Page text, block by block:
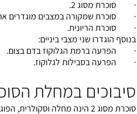
מוגדרים אחרים.
בדם בצום.
הסוכרת
הינה מחלה וסקולרית, הפוגעת קשה בעורקים הקור